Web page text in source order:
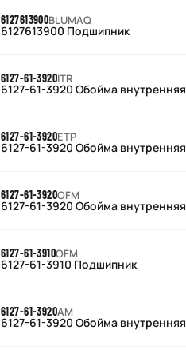
6127613900BLUMAQ
6127613900 Подшипник
6127-61-3920ITR
6127-61-3920 Обойма внутренняя
6127-61-3920ETP
6127-61-3920 Обойма внутренняя
6127-61-3920OFM
6127-61-3920 Обойма внутренняя
6127-61-3910OFM
6127-61-3910 Подшипник
6127-61-3920AM
6127-61-3920 Обойма внутренняя